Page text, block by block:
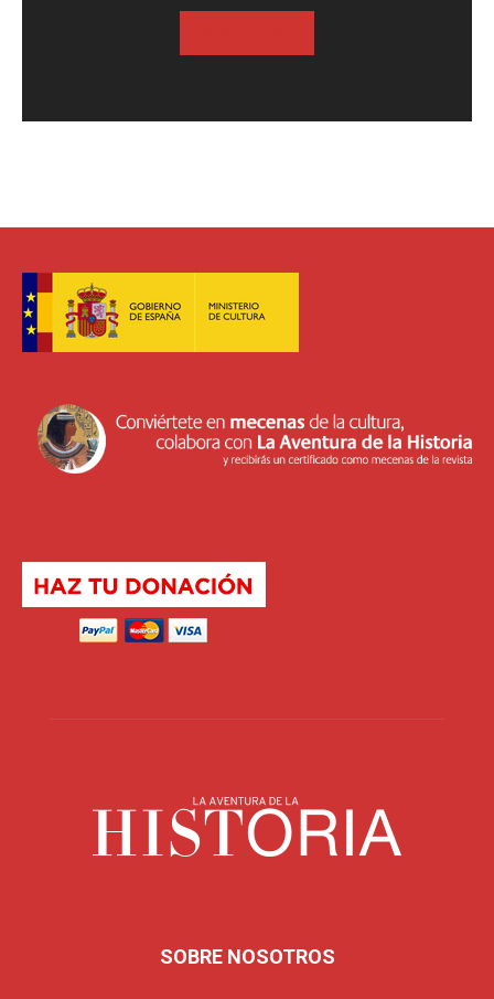
SOBRE NOSOTROS